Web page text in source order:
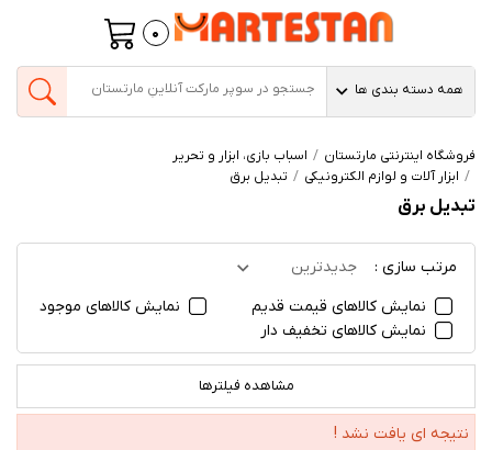
0
همه دسته بندی ها
فروشگاه اینترنتی مارتستان
اسباب بازی، ابزار و تحریر
ابزار آلات و لوازم الکترونیکی
تبدیل برق
تبدیل برق
مرتب سازی :
جدیدترین
نمایش کالاهای قیمت قدیم
نمایش کالاهای موجود
نمایش کالاهای تخفیف دار
مشاهده فیلترها
نتیجه ای یافت نشد !